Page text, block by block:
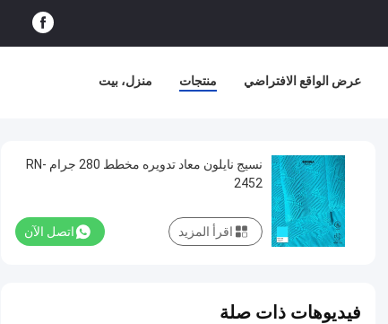
منزل، بيت منتجات عرض الواقع الافتراضي
نسيج نايلون معاد تدويره مخطط 280 جرام RN-
2452
اتصل الآن اقرأ المزيد
فيديوهات ذات صلة